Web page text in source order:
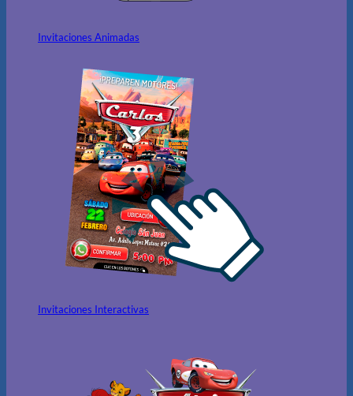
Invitaciones Animadas
Invitaciones Interactivas